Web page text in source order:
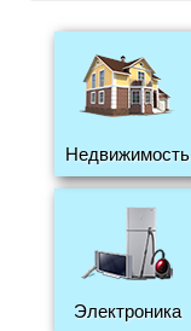
Недвижимость
Электроника